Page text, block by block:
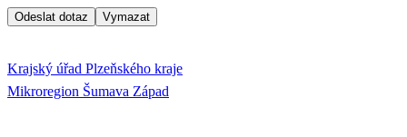
Krajský úřad Plzeňského kraje
Mikroregion Šumava Západ